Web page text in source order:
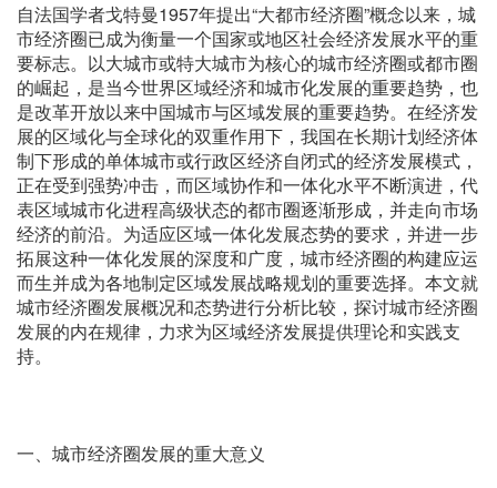
自法国学者戈特曼1957年提出“大都市经济圈”概念以来，城
市经济圈已成为衡量一个国家或地区社会经济发展水平的重
要标志。以大城市或特大城市为核心的城市经济圈或都市圈
的崛起，是当今世界区域经济和城市化发展的重要趋势，也
是改革开放以来中国城市与区域发展的重要趋势。在经济发
展的区域化与全球化的双重作用下，我国在长期计划经济体
制下形成的单体城市或行政区经济自闭式的经济发展模式，
正在受到强势冲击，而区域协作和一体化水平不断演进，代
表区域城市化进程高级状态的都市圈逐渐形成，并走向市场
经济的前沿。为适应区域一体化发展态势的要求，并进一步
拓展这种一体化发展的深度和广度，城市经济圈的构建应运
而生并成为各地制定区域发展战略规划的重要选择。本文就
城市经济圈发展概况和态势进行分析比较，探讨城市经济圈
发展的内在规律，力求为区域经济发展提供理论和实践支
持。
一、城市经济圈发展的重大意义